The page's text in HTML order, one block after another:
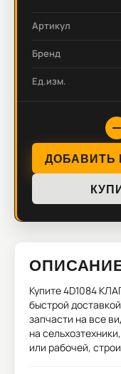
Артикул
Бренд
Ед.изм.
ДОБАВИТЬ
Купите4D1084
быстрой
запчасти на все
на
или рабочей,